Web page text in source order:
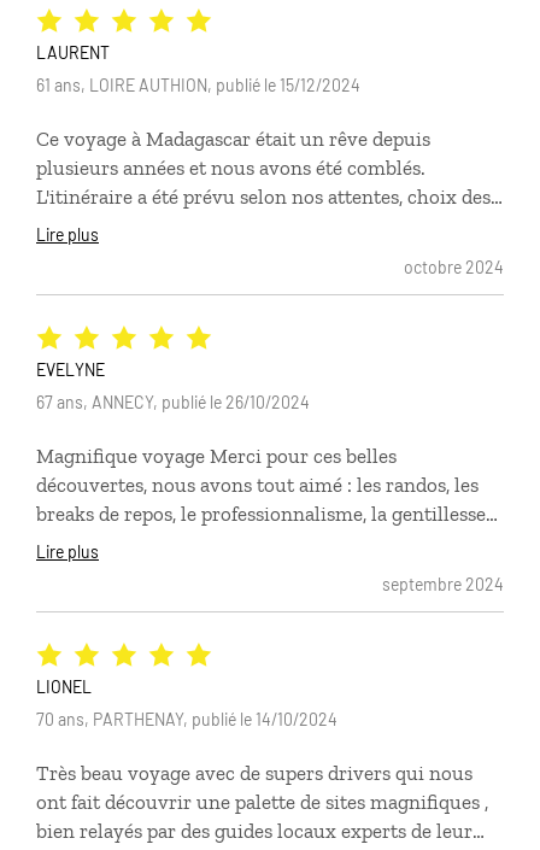
était variées et intéressantes et la nourriture
étonnamment bonne.
Ce voyage à Madagascar était un rêve depuis
plusieurs années et nous avons été comblés.
L'itinéraire a été prévu selon nos attentes, choix des
hébergements en accord avec nos besoins, guides et
chauffeurs sur place compétents, bienveillants .
dans les démarches pour pallier au moindre
problème. Très satisfaits
Lire plus
octobre 2024
LAURENT
61 ans, LOIRE AUTHION, publié le 15/12/2024
Magnifique voyage Merci pour ces belles
découvertes, nous avons tout aimé : les randos, les
breaks de repos, le professionnalisme, la gentillesse
et la serviabilité de nos guides, la qualité des
Lire plus
septembre 2024
EVELYNE
67 ans, ANNECY, publié le 26/10/2024
Très beau voyage avec de supers drivers qui nous
ont fait découvrir une palette de sites magnifiques ,
bien relayés par des guides locaux experts de leur
LIONEL
70 ans, PARTHENAY, publié le 14/10/2024